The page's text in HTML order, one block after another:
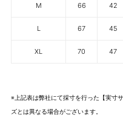
M 66 42
L 67 45
XL 70 47
※上記表は弊社にて採寸を行った【実寸
ズとは異なる場合がございます。